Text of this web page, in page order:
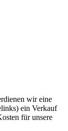
wir eine
ein Verkauf
für unsere